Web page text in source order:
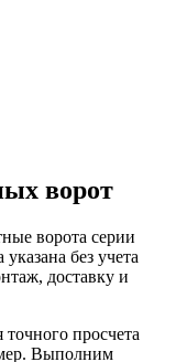
ворот
ворота серии
без учета
доставку и
просчета
Выполним